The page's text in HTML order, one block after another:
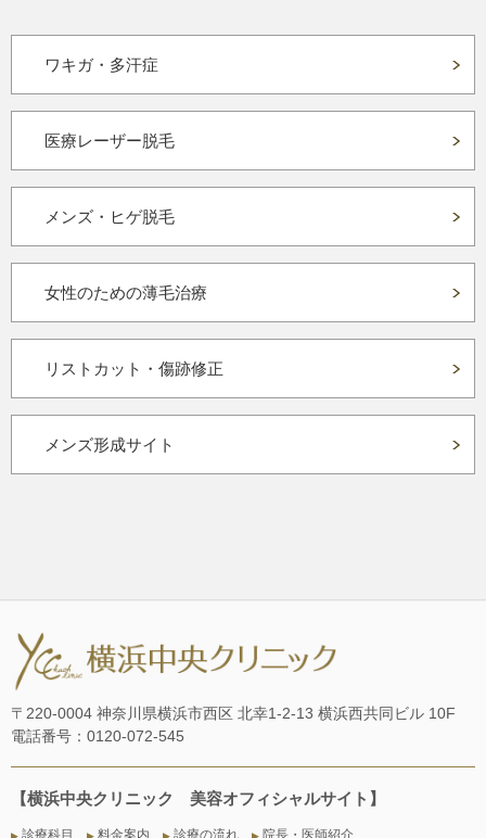
ワキガ・多汗症
医療レーザー脱毛
メンズ・ヒゲ脱毛
女性のための薄毛治療
リストカット・傷跡修正
メンズ形成サイト
〒220-0004 神奈川県横浜市西区 北幸1-2-13 横浜西共同ビル 10F
電話番号：0120-072-545
【横浜中央クリニック 美容オフィシャルサイト】
診療科目 料金案内 診療の流れ 院長・医師紹介